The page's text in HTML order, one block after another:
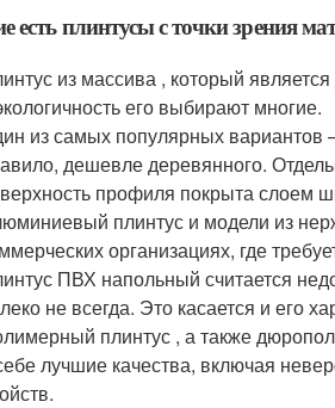
есть плинтусы с точки зрения
из массива , который
его выбирают многие.
из самых популярных вариантов
дешевле деревянного.
профиля покрыта слоем
плинтус и модели из
организациях, где
ПВХ напольный считается
не всегда. Это касается и его
плинтус , а также
лучшие качества, включая